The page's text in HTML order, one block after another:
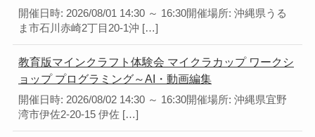
開催日時: 2026/08/01 14:30 ～ 16:30開催場所: 沖縄県うる
ま市石川赤崎2丁目20-1沖 […]
教育版マインクラフト体験会 マイクラカップ ワークシ
ョップ プログラミング～AI・動画編集
開催日時: 2026/08/02 14:30 ～ 16:30開催場所: 沖縄県宜野
湾市伊佐2-20-15 伊佐 […]